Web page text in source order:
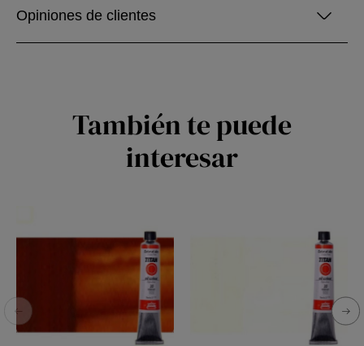
Opiniones de clientes
También te puede
interesar